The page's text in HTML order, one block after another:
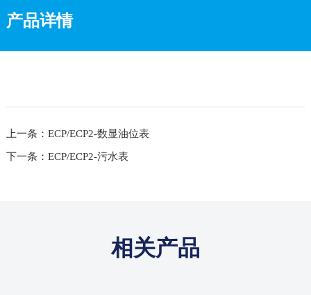
产品详情
上一条：ECP/ECP2-数显油位表
下一条：ECP/ECP2-污水表
相关产品